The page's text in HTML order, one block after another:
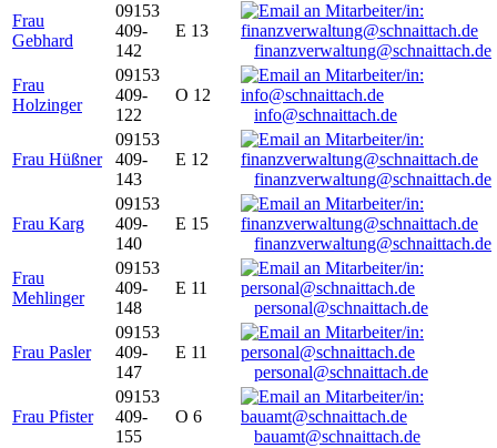
Frau
Gebhard
09153
409-
142
E 13
finanzverwaltung@schnaittach.de
Frau
Holzinger
09153
409-
122
O 12
info@schnaittach.de
Frau Hüßner
09153
409-
143
E 12
finanzverwaltung@schnaittach.de
Frau Karg
09153
409-
140
E 15
finanzverwaltung@schnaittach.de
Frau
Mehlinger
09153
409-
148
E 11
personal@schnaittach.de
Frau Pasler
09153
409-
147
E 11
personal@schnaittach.de
Frau Pfister
09153
409-
155
O 6
bauamt@schnaittach.de